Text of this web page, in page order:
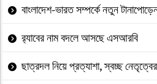
বাংলাদেশ-ভারত সম্পর্কে নতুন
র‍্যাবের নাম বদলে আসছে এসআরবি
ছাত্রদল নিয়ে প্রত্যাশা, স্বচ্ছ